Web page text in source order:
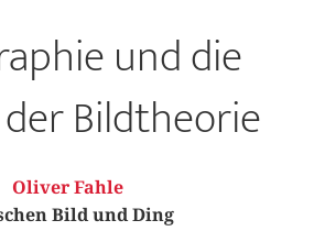
und die
Bildtheorie
Oliver Fahle
Bild und Ding